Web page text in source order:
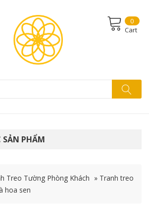
0
Cart
SẢN PHẨM
Treo Tường Phòng Khách » Tranh treo
hoa sen